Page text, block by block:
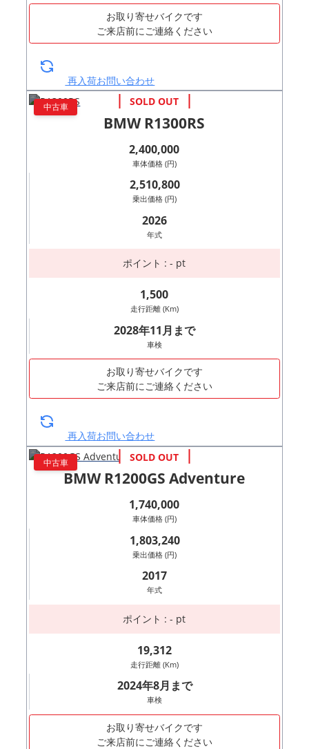
お取り寄せバイクです
ご来店前にご連絡ください
再入荷お問い合わせ
中古車
BMW R1300RS
2,400,000
車体価格 (円)
2,510,800
乗出価格 (円)
2026
年式
ポイント : - pt
1,500
走行距離 (Km)
2028年11月まで
車検
お取り寄せバイクです
ご来店前にご連絡ください
再入荷お問い合わせ
中古車
BMW R1200GS Adventure
1,740,000
車体価格 (円)
1,803,240
乗出価格 (円)
2017
年式
ポイント : - pt
19,312
走行距離 (Km)
2024年8月まで
車検
お取り寄せバイクです
ご来店前にご連絡ください